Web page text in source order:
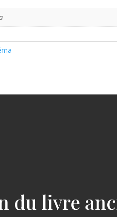
du livre